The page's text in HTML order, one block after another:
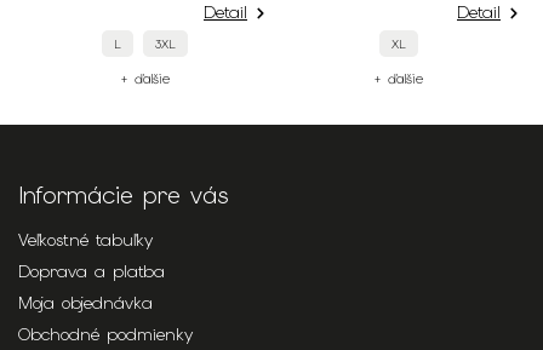
Detail
L 3XL
+ ďalšie
Detail
XL
+ ďalšie
Informácie pre vás
Veľkostné tabuľky
Doprava a platba
Moja objednávka
Obchodné podmienky